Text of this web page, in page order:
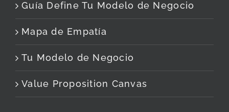
Guía Define Tu Modelo de Negocio
Mapa de Empatía
Tu Modelo de Negocio
Value Proposition Canvas